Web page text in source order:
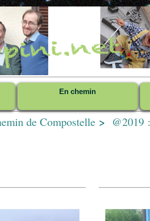
En chemin
de Compostelle > @2019